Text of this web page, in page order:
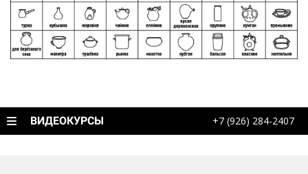
ВИДЕОКУРСЫ +7 (926) 284-2407